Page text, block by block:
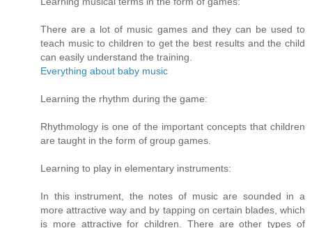
There are a lot of music games and they can be used to
teach music to children to get the best results and the child
can easily understand the training.
Everything about baby music
Learning the rhythm during the game:
Rhythmology is one of the important concepts that children
are taught in the form of group games.
Learning to play in elementary instruments:
In this instrument, the notes of music are sounded in a
more attractive way and by tapping on certain blades, which
is more attractive for children. There are other types of